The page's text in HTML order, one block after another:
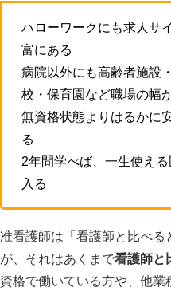
ハローワークにも求人サ
富にある
病院以外にも高齢者施設
校・保育園など職場の幅
無資格状態よりはるかに
る
2年間学べば、一生使え
入る
准看護師は「看護師と比べる
が、それはあくまで看護師と
資格で働いている方や、他業